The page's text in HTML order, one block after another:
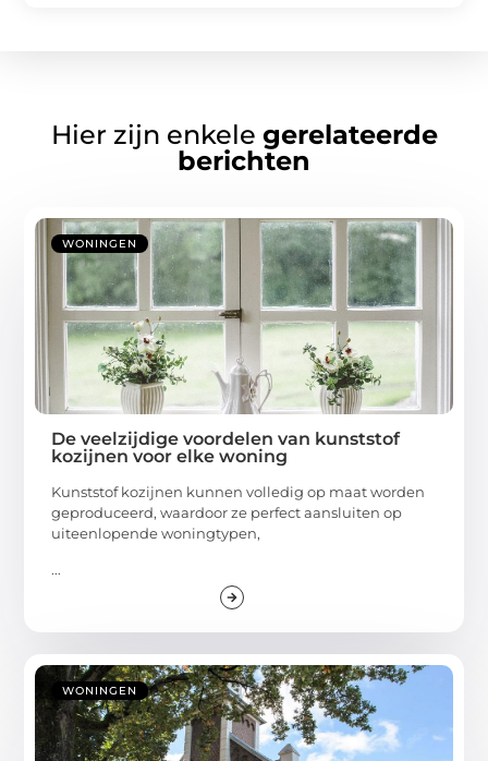
Hier zijn enkele gerelateerde
berichten
WONINGEN
De veelzijdige voordelen van kunststof
kozijnen voor elke woning
Kunststof kozijnen kunnen volledig op maat worden
geproduceerd, waardoor ze perfect aansluiten op
uiteenlopende woningtypen,
...
WONINGEN